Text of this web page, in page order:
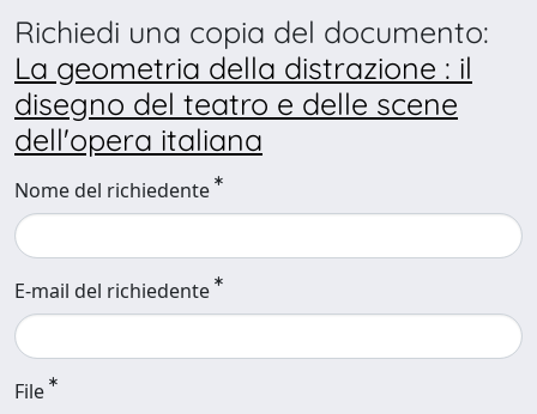
Richiedi una copia del documento:
La geometria della distrazione : il
disegno del teatro e delle scene
dell'opera italiana
Nome del richiedente
E-mail del richiedente
File